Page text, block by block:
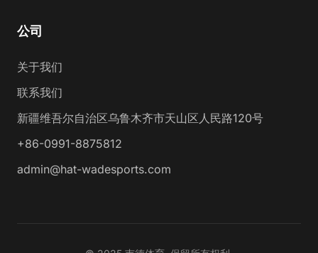
公司
关于我们
联系我们
新疆维吾尔自治区乌鲁木齐市天山区人民路120号
+86-0991-8875812
admin@hat-wadesports.com